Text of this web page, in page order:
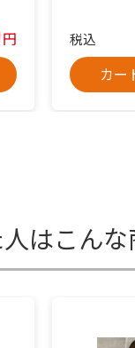
円
税込
カー
はこん